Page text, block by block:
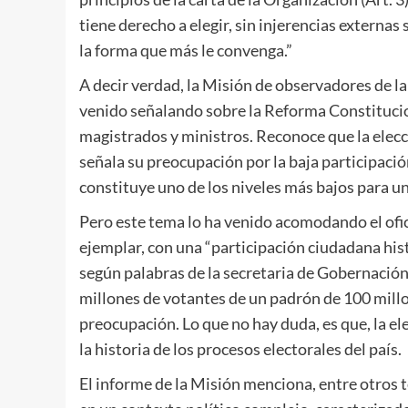
tiene derecho a elegir, sin injerencias
la forma que más le convenga.”
A decir verdad, la Misión de observadores de
venido señalando sobre la Reforma
magistrados y ministros. Reconoce que la
señala su preocupación por la baja
constituye uno de los niveles más bajos para
Pero este tema lo ha venido acomodando el
ejemplar, con una “participación ciudadana
según palabras de la secretaria de
millones de votantes de un padrón de 100
preocupación. Lo que no hay duda, es que, la
la historia de los procesos electorales del país.
El informe de la Misión menciona, entre otros